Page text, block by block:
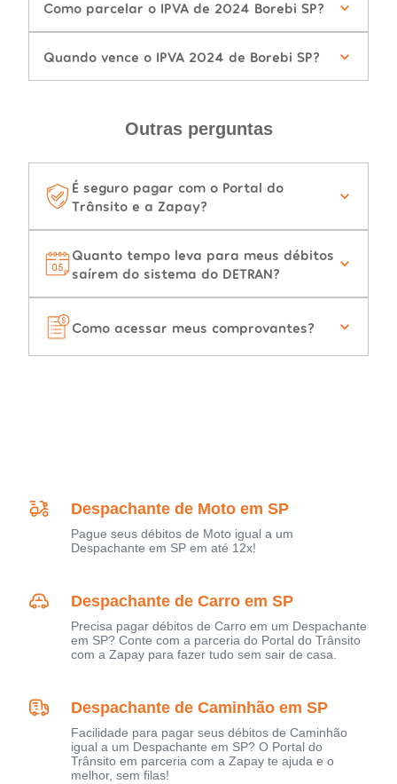
Como parcelar o IPVA de 2024 Borebi SP?
Quando vence o IPVA 2024 de Borebi SP?
Outras perguntas
É seguro pagar com o Portal do
Trânsito e a Zapay?
Quanto tempo leva para meus débitos
saírem do sistema do DETRAN?
Como acessar meus comprovantes?
Despachante de Moto em SP
Pague seus débitos de Moto igual a um
Despachante em SP em até 12x!
Despachante de Carro em SP
Precisa pagar débitos de Carro em um Despachante
em SP? Conte com a parceria do Portal do Trânsito
com a Zapay para fazer tudo sem sair de casa.
Despachante de Caminhão em SP
Facilidade para pagar seus débitos de Caminhão
igual a um Despachante em SP? O Portal do
Trânsito em parceria com a Zapay te ajuda e o
melhor, sem filas!